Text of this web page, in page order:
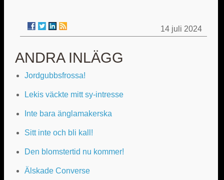
14 juli 2024
ANDRA INLÄGG
Jordgubbsfrossa!
Lekis väckte mitt sy-intresse
Inte bara änglamakerska
Sitt inte och bli kall!
Den blomstertid nu kommer!
Älskade Converse